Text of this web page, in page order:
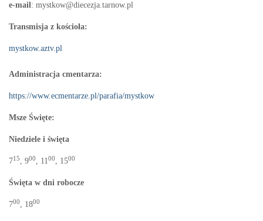
e-mail: mystkow@diecezja.tarnow.pl
Transmisja z kościoła:
mystkow.aztv.pl
Administracja cmentarza:
https://www.ecmentarze.pl/parafia/mystkow
Msze Święte:
Niedziele i święta
715, 900, 1100, 1500
Święta w dni robocze
700, 1800